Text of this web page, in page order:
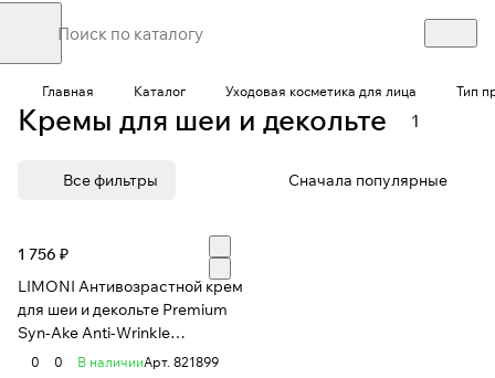
Главная Каталог Уходовая косметика для лица Тип
Кремы для шеи и декольте 1
Все фильтры Сначала популярные
1 756 ₽
LIMONI Антивозрастной крем
для шеи и декольте Premium
Syn-Ake Anti-Wrinkle
Neck&Decollete Cream 75
0 0 В наличииАрт. 821899